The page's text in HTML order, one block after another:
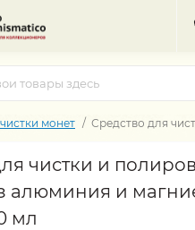
монет Средство для
чистки и
алюминия и
мл